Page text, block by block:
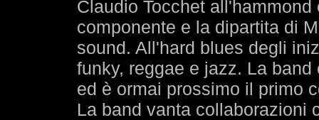
Claudio Tocchet
componente e la dipartita di
sound. All'hard blues degli
funky, reggae e jazz. La
ed è ormai prossimo il primo
La band vanta collaborazioni